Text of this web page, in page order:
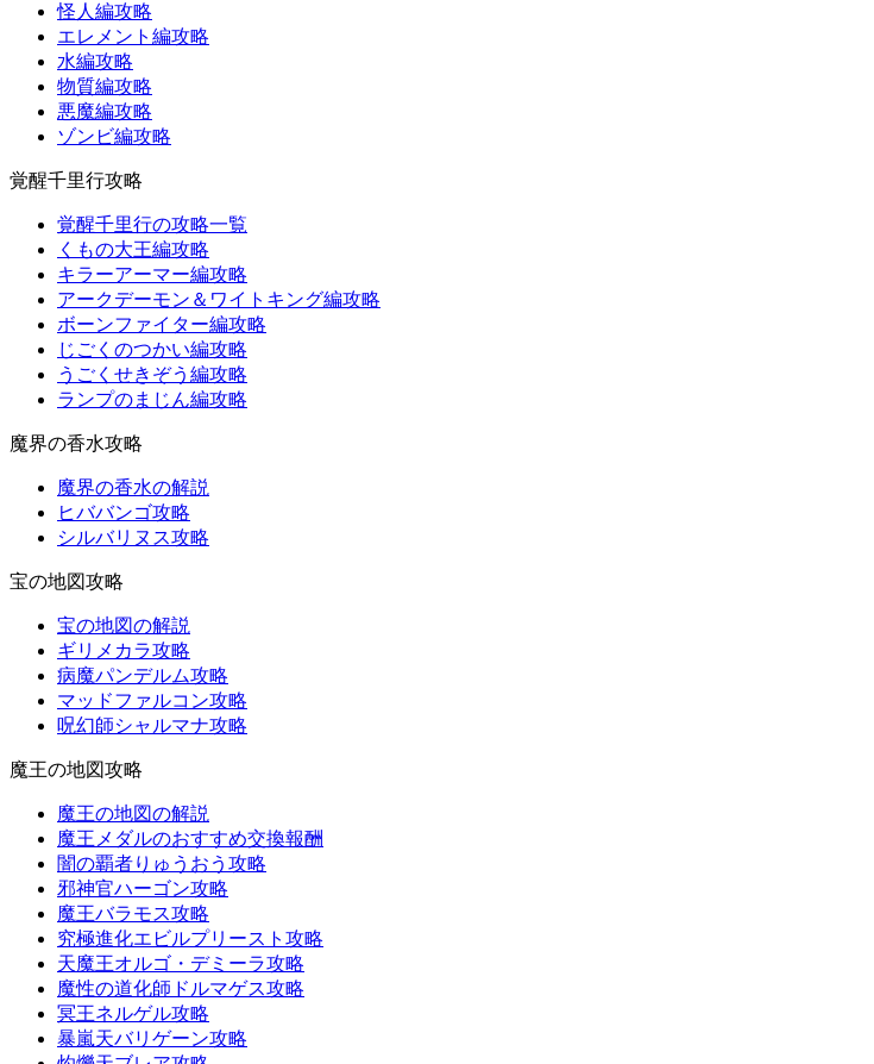
怪人編攻略
エレメント編攻略
水編攻略
物質編攻略
悪魔編攻略
ゾンビ編攻略
覚醒千里行攻略
覚醒千里行の攻略一覧
くもの大王編攻略
キラーアーマー編攻略
アークデーモン＆ワイトキング編攻略
ボーンファイター編攻略
じごくのつかい編攻略
うごくせきぞう編攻略
ランプのまじん編攻略
魔界の香水攻略
魔界の香水の解説
ヒババンゴ攻略
シルバリヌス攻略
宝の地図攻略
宝の地図の解説
ギリメカラ攻略
病魔パンデルム攻略
マッドファルコン攻略
呪幻師シャルマナ攻略
魔王の地図攻略
魔王の地図の解説
魔王メダルのおすすめ交換報酬
闇の覇者りゅうおう攻略
邪神官ハーゴン攻略
魔王バラモス攻略
究極進化エビルプリースト攻略
天魔王オルゴ・デミーラ攻略
魔性の道化師ドルマゲス攻略
冥王ネルゲル攻略
暴嵐天バリゲーン攻略